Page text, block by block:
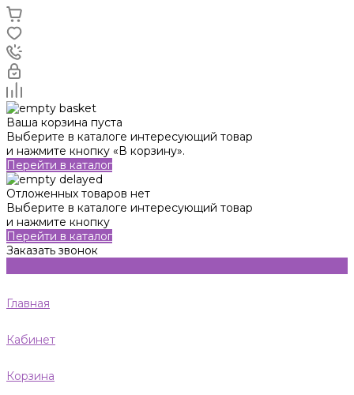
Ваша корзина пуста
Выберите в каталоге интересующий товар
и нажмите кнопку «В корзину».
Перейти в каталог
Отложенных товаров нет
Выберите в каталоге интересующий товар
и нажмите кнопку
Перейти в каталог
Заказать звонок
Главная
Кабинет
Корзина